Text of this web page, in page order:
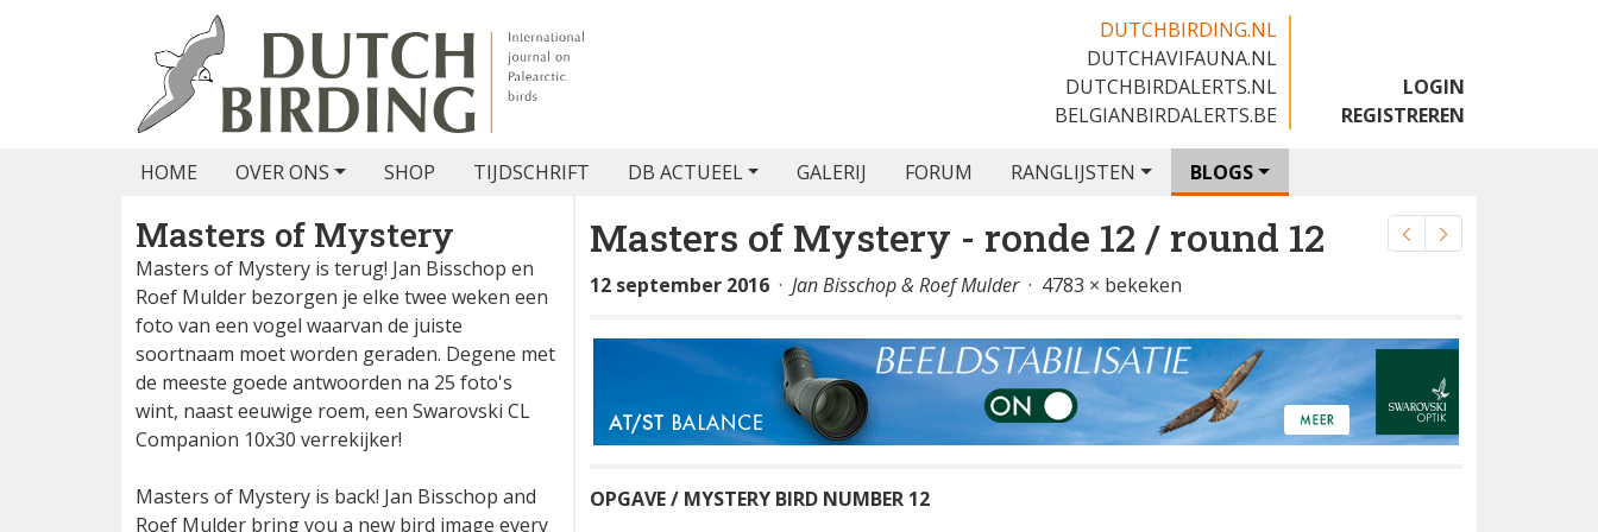
DUTCHBIRDING.NL
DUTCHAVIFAUNA.NL
DUTCHBIRDALERTS.NL
BELGIANBIRDALERTS.BE
LOGIN
REGISTREREN
HOME OVER ONS SHOP TIJDSCHRIFT DB ACTUEEL GALERIJ FORUM RANGLIJSTEN BLOGS
Masters of Mystery
Masters of Mystery is terug! Jan Bisschop en
Roef Mulder bezorgen je elke twee weken een
foto van een vogel waarvan de juiste
soortnaam moet worden geraden. Degene met
de meeste goede antwoorden na 25 foto's
wint, naast eeuwige roem, een Swarovski CL
Companion 10x30 verrekijker!
Masters of Mystery is back! Jan Bisschop and
Roef Mulder bring you a new bird image every
Masters of Mystery - ronde 12 / round 12
12 september 2016 · Jan Bisschop & Roef Mulder· 4783 × bekeken
OPGAVE / MYSTERY BIRD NUMBER 12